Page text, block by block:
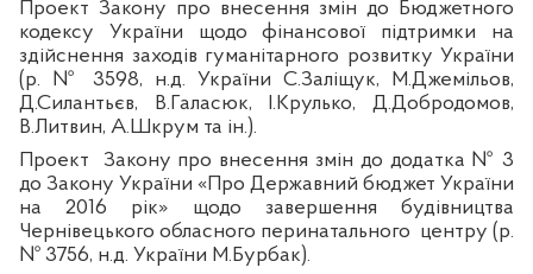
Проект Закону про внесення змін до Бюджетного
кодексу України щодо фінансової підтримки на
здійснення заходів гуманітарного розвитку України
(р. № 3598, н.д. України С.Заліщук, М.Джемільов,
Д.Силантьєв, В. Галасюк, І. Крулько, Д.Добродомов,
В.Литвин, А. Шкрум та ін.).
Проект
Закону про внесення змін до додатка № 3
до Закону України «Про Державний бюджет України
на 2016 рік» щодо завершення будівництва
Чернівецького обласного перинатального центру (р.
№ 3756, н.д. України М. Бурбак).